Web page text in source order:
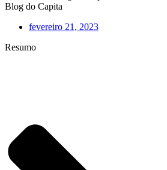
Blog do Capita
fevereiro 21, 2023
Resumo